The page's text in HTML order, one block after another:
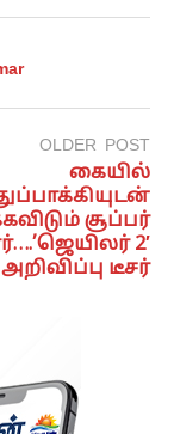
OLDER POST
கையில்
சூப்பர்
2′
அறிவிப்பு டீசர்